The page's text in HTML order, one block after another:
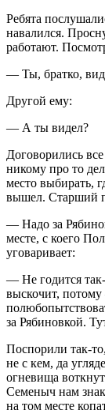
Ребята
навалился.
работают.
— Ты, братко,
Другой ему:
— А ты видел?
Договорились
никому про то
место выбирать,
вышел. Старший
— Надо за
месте, с коего
уговаривает:
— Не годится
выскочит, потому
за Рябиновкой.
Поспорили так-
не с кем, да
огневища
Семеныч нам
на том месте